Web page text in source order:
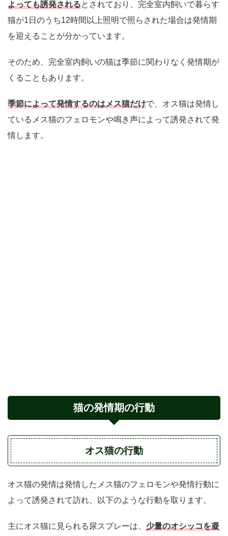
よっても誘発されるとされており、完全室内飼いで暮らす
猫が1日のうち12時間以上照明で照らされた場合は発情期
を迎えることが分かっています。
そのため、完全室内飼いの猫は季節に関わりなく発情期が
くることもあります。
季節によって発情するのはメス猫だけで、オス猫は発情し
ているメス猫のフェロモンや鳴き声によって誘発されて発
情します。
猫の発情期の行動
オス猫の行動
オス猫の発情は発情したメス猫のフェロモンや発情行動に
よって誘発されて訪れ、以下のような行動を取ります。
主にオス猫に見られる尿スプレーは、 少量のオシッコを凝